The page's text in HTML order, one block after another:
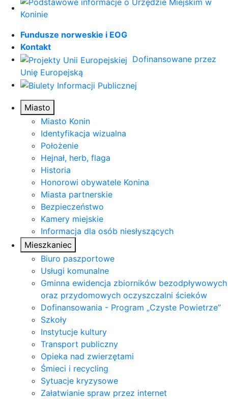
Fundusze norweskie i EOG
Kontakt
Dofinansowane przez
Unię Europejską
Miasto
Miasto Konin
Identyfikacja wizualna
Położenie
Hejnał, herb, flaga
Historia
Honorowi obywatele Konina
Miasta partnerskie
Bezpieczeństwo
Kamery miejskie
Informacja dla osób niesłyszących
Mieszkaniec
Biuro paszportowe
Usługi komunalne
Gminna ewidencja zbiorników bezodpływowych
oraz przydomowych oczyszczalni ścieków
Dofinansowania - Program „Czyste Powietrze”
Szkoły
Instytucje kultury
Transport publiczny
Opieka nad zwierzętami
Śmieci i recycling
Sytuacje kryzysowe
Załatwianie spraw przez internet